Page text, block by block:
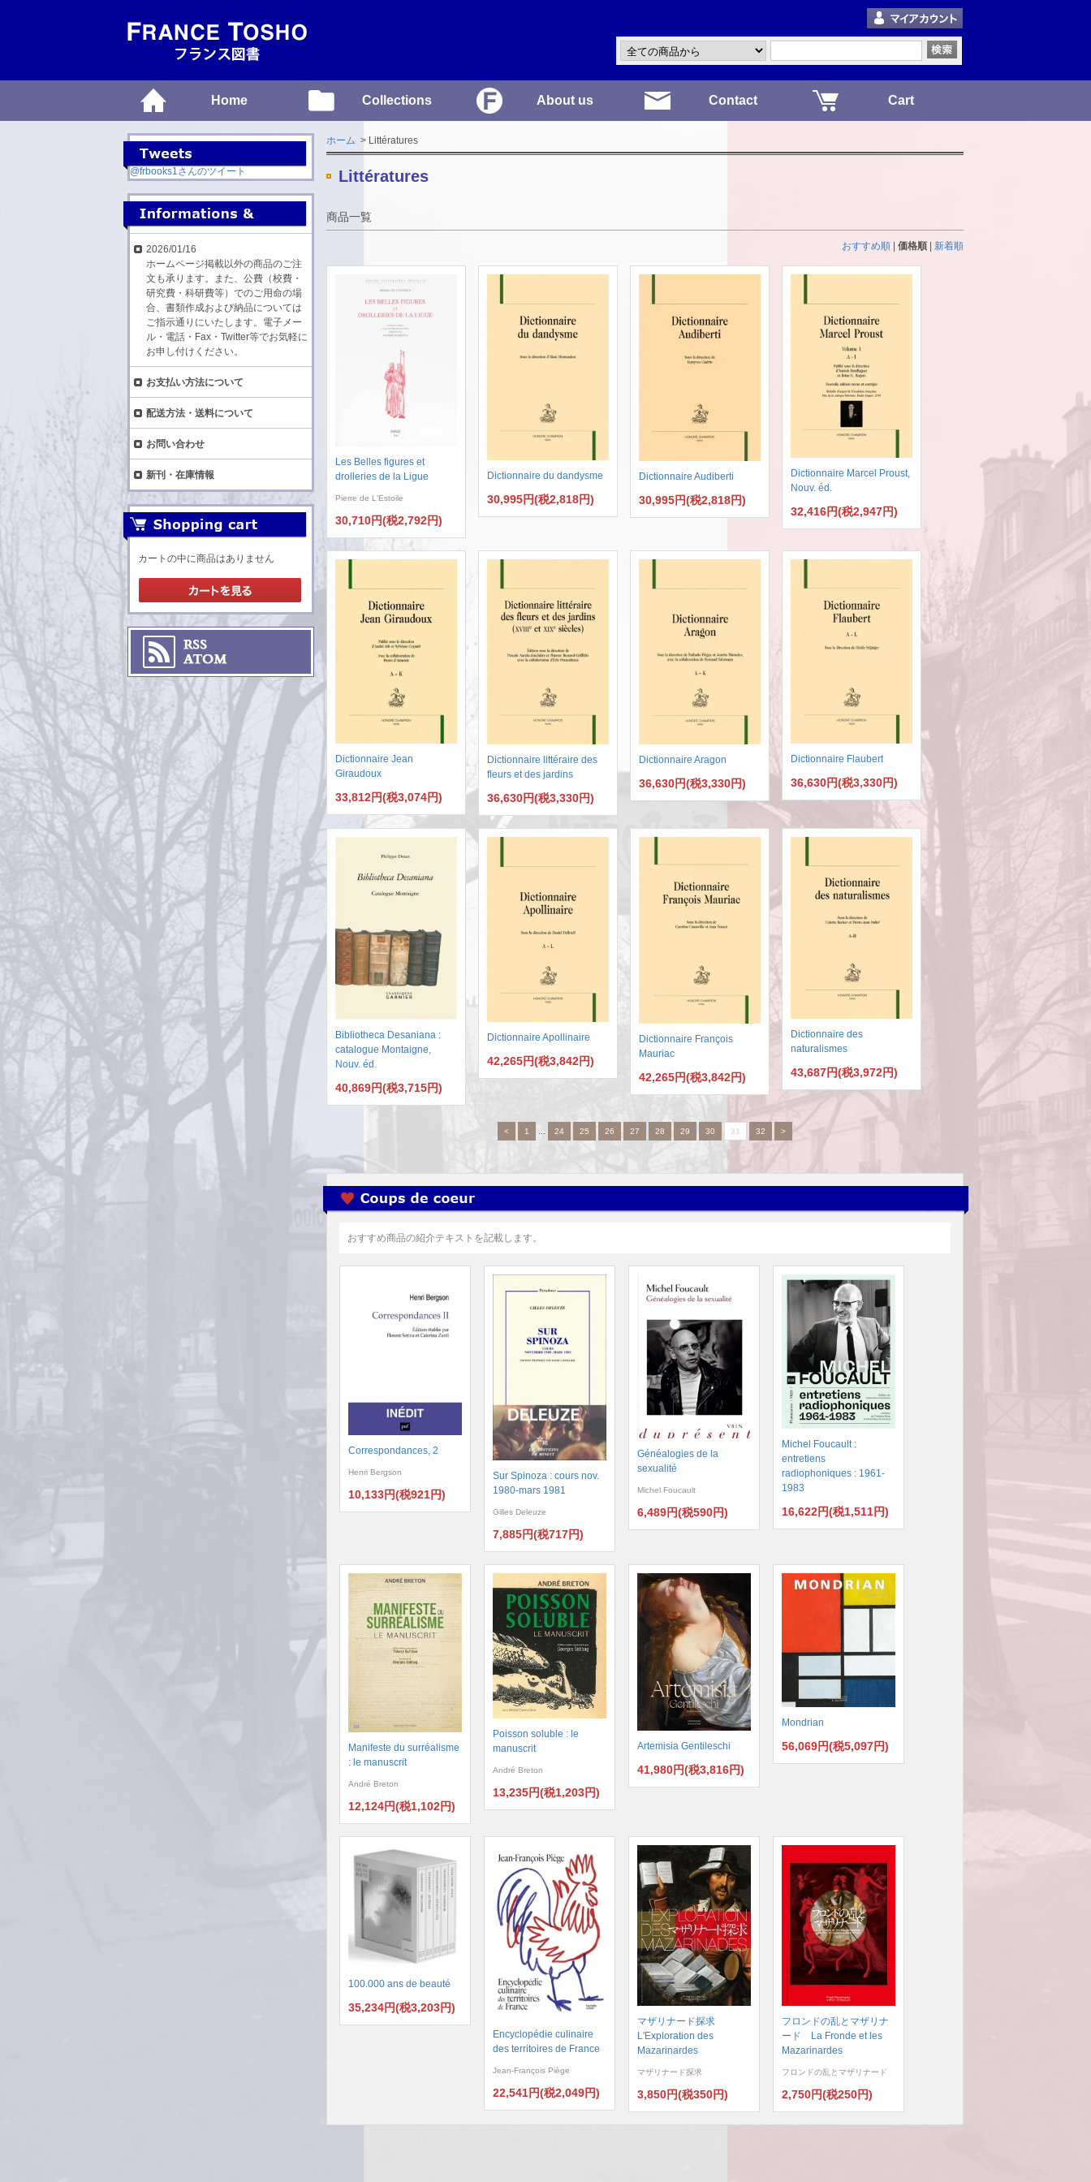
Home Collections About us Contact Cart
ホーム > Littératures
Littératures
商品一覧
おすすめ順 価格順 新着順
Les Belles figures et
drolleries de la Ligue
Pierre de L'Estoile
30,710円(税2,792円)
Dictionnaire du dandysme
30,995円(税2,818円)
Dictionnaire Audiberti
30,995円(税2,818円)
Dictionnaire Marcel Proust,
Nouv. éd.
32,416円(税2,947円)
Dictionnaire Jean
Giraudoux
33,812円(税3,074円)
Dictionnaire littéraire des
fleurs et des jardins
36,630円(税3,330円)
Dictionnaire Aragon
36,630円(税3,330円)
Dictionnaire Flaubert
36,630円(税3,330円)
Bibliotheca Desaniana :
catalogue Montaigne,
Nouv. éd.
40,869円(税3,715円)
Dictionnaire Apollinaire
42,265円(税3,842円)
Dictionnaire François
Mauriac
42,265円(税3,842円)
Dictionnaire des
naturalismes
43,687円(税3,972円)
< 1 ... 24 25 26 27 28 29 30 31 32 >
おすすめ商品の紹介テキストを記載します。
Correspondances, 2
Henri Bergson
10,133円(税921円)
Sur Spinoza : cours nov.
1980-mars 1981
Gilles Deleuze
7,885円(税717円)
Généalogies de la
sexualité
Michel Foucault
6,489円(税590円)
Michel Foucault :
entretiens
radiophoniques : 1961-
1983
16,622円(税1,511円)
Manifeste du surréalisme
: le manuscrit
André Breton
12,124円(税1,102円)
Poisson soluble : le
manuscrit
André Breton
13,235円(税1,203円)
Artemisia Gentileschi
41,980円(税3,816円)
Mondrian
56,069円(税5,097円)
100.000 ans de beauté
35,234円(税3,203円)
Encyclopédie culinaire
des territoires de France
Jean-François Piège
22,541円(税2,049円)
マザリナード探求
L'Exploration des
Mazarinardes
マザリナード探求
3,850円(税350円)
フロンドの乱とマザリナ
ード La Fronde et les
Mazarinardes
フロンドの乱とマザリナード
2,750円(税250円)
@frbooks1さんのツイート
2026/01/16
ホームページ掲載以外の商品のご注
文も承ります。また、公費（校費・
研究費・科研費等）でのご用命の場
合、書類作成および納品については
ご指示通りにいたします。電子メー
ル・電話・Fax・Twitter等でお気軽に
お申し付けください。
お支払い方法について
配送方法・送料について
お問い合わせ
新刊・在庫情報
カートの中に商品はありません